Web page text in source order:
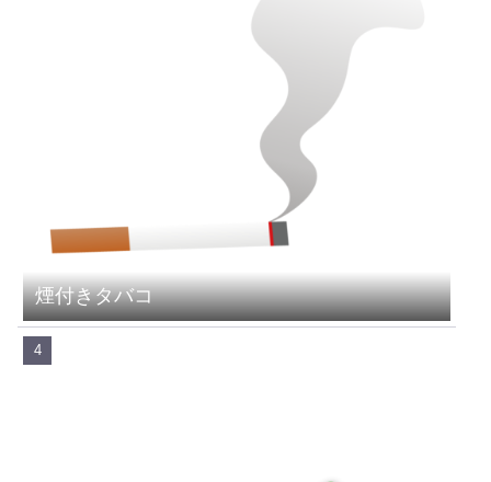
煙付きタバコ